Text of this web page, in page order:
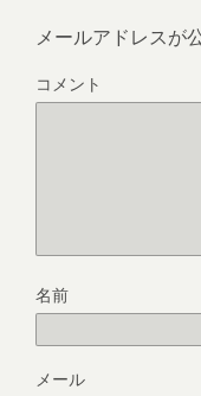
メールアドレスが
コメント
名前
メール